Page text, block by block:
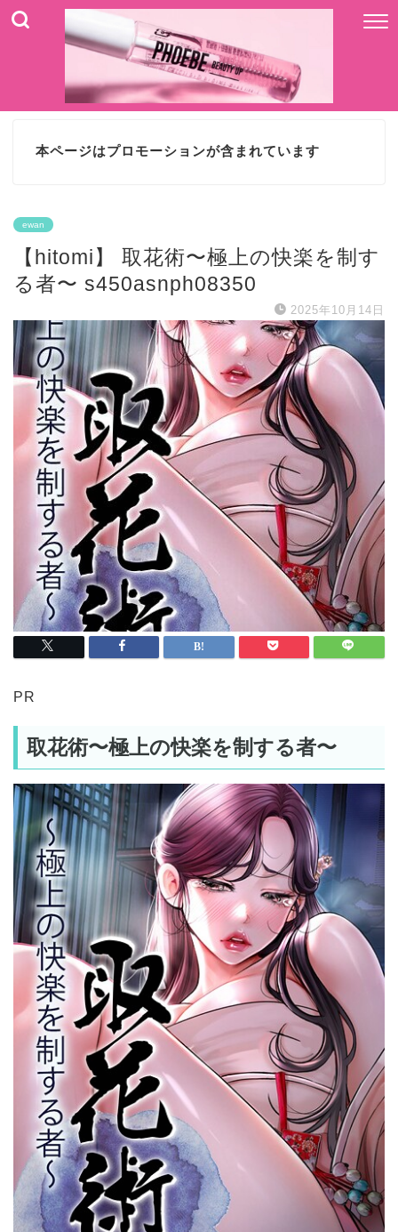
本ページはプロモーションが含まれています
ewan
【hitomi】 取花術〜極上の快楽を制す
る者〜 s450asnph08350
2025年10月14日
PR
取花術〜極上の快楽を制する者〜